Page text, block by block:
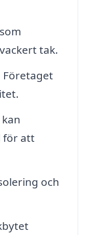
tak.
Företaget
för att
och